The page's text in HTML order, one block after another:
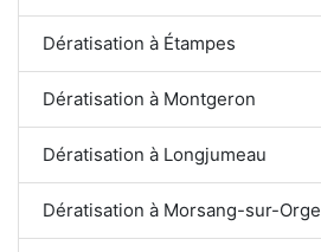
Dératisation à Étampes
Dératisation à Montgeron
Dératisation à Longjumeau
Dératisation à Morsang-sur-Orge